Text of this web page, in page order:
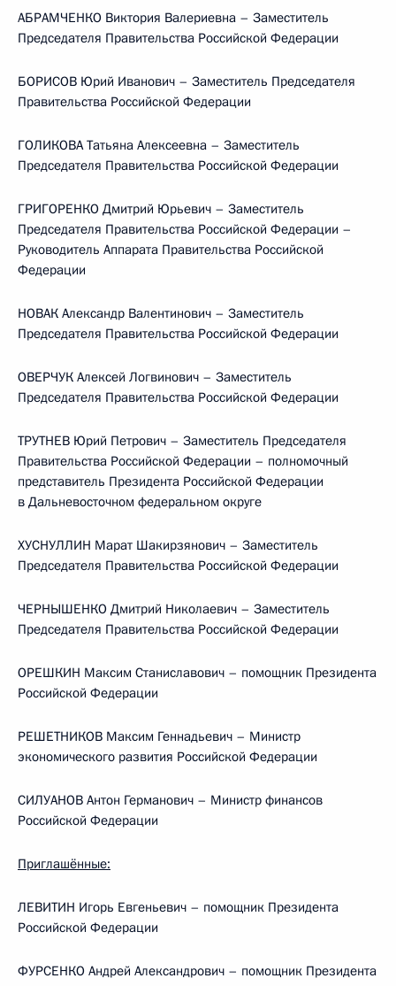
АБРАМЧЕНКО Виктория Валериевна – Заместитель
Председателя Правительства Российской Федерации
БОРИСОВ Юрий Иванович – Заместитель Председателя
Правительства Российской Федерации
ГОЛИКОВА Татьяна Алексеевна – Заместитель
Председателя Правительства Российской Федерации
ГРИГОРЕНКО Дмитрий Юрьевич – Заместитель
Председателя Правительства Российской Федерации –
Руководитель Аппарата Правительства Российской
Федерации
НОВАК Александр Валентинович – Заместитель
Председателя Правительства Российской Федерации
ОВЕРЧУК Алексей Логвинович – Заместитель
Председателя Правительства Российской Федерации
ТРУТНЕВ Юрий Петрович – Заместитель Председателя
Правительства Российской Федерации – полномочный
представитель Президента Российской Федерации
в Дальневосточном федеральном округе
ХУСНУЛЛИН Марат Шакирзянович – Заместитель
Председателя Правительства Российской Федерации
ЧЕРНЫШЕНКО Дмитрий Николаевич – Заместитель
Председателя Правительства Российской Федерации
ОРЕШКИН Максим Станиславович – помощник Президента
Российской Федерации
РЕШЕТНИКОВ Максим Геннадьевич – Министр
экономического развития Российской Федерации
СИЛУАНОВ Антон Германович – Министр финансов
Российской Федерации
Приглашённые:
ЛЕВИТИН Игорь Евгеньевич – помощник Президента
Российской Федерации
ФУРСЕНКО Андрей Александрович – помощник Президента